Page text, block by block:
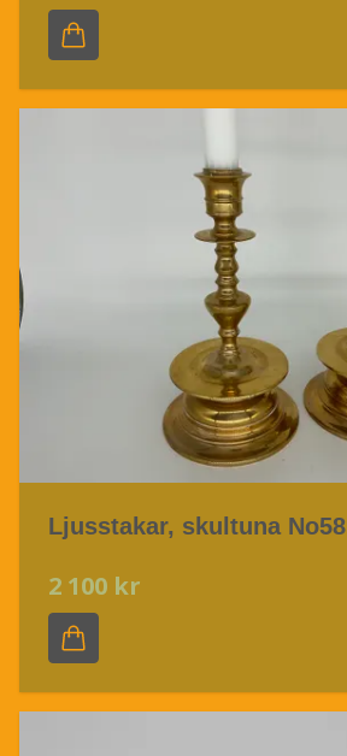
Ljusstakar, skultuna No58
2 100 kr